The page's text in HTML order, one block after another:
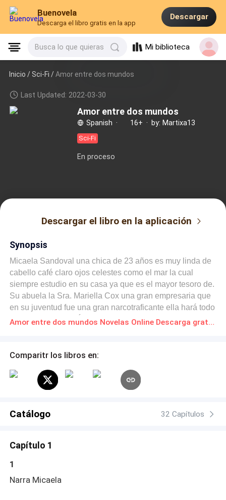
Buenovela
Descarga el libro gratis en la app
Descargar
Busca lo que quieras Mi biblioteca
Inicio / Sci-Fi /Amor entre dos mundos
Last Updated: 2022-03-30
Amor entre dos mundos
Spanish · 16+ · by: Martixa13
Sci-Fi
En proceso
Descargar el libro en la aplicación
Synopsis
Micaela Sandoval una chica de 23 años es muy linda de
cabello café claro ojos celestes como el mar la cual
siempre estudio en su casa ya que es el mayor tesoro de.
Su abuela la Sra. Mariella Cox una gran empresaria que
en su juventud fue una gran narcotraficante ella hará todo
para proteger a su Ángel y le oculta una gran verdad de
su abuela la vida dentro de su burbuja cambiará cuando
S.A. El amor de ellos será tan fuerte o se separaran?
Será su amor verdadero o o su tormento
Amor entre dos mundos Novelas Online Descarga gratuita de PDF
Comparitr los libros en:
Catálogo 32 Capítulos
Capítulo 1
1
Narra Micaela